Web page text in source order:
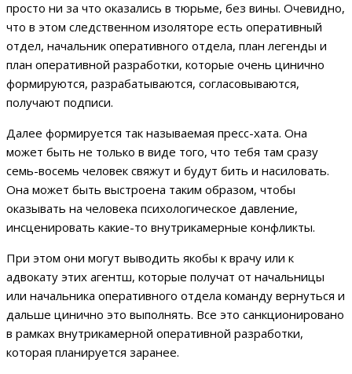
просто ни за что оказались в тюрьме, без вины. Очевидно,
что в этом следственном изоляторе есть оперативный
отдел, начальник оперативного отдела, план легенды и
план оперативной разработки, которые очень цинично
формируются, разрабатываются, согласовываются,
получают подписи.
Далее формируется так называемая пресс-хата. Она
может быть не только в виде того, что тебя там сразу
семь-восемь человек свяжут и будут бить и насиловать.
Она может быть выстроена таким образом, чтобы
оказывать на человека психологическое давление,
инсценировать какие-то внутрикамерные конфликты.
При этом они могут выводить якобы к врачу или к
адвокату этих агентш, которые получат от начальницы
или начальника оперативного отдела команду вернуться и
дальше цинично это выполнять. Все это санкционировано
в рамках внутрикамерной оперативной разработки,
которая планируется заранее.